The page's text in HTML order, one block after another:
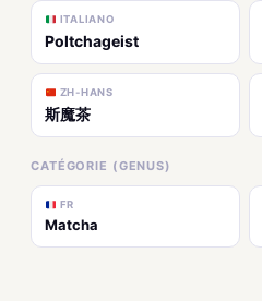
ITALIANO
Poltchageist
ZH-HANS
斯魔茶
CATÉGORIE (GENUS)
FR
Matcha